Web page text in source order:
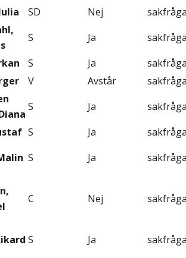
SD Nej
S Ja
S Ja
V Avstår
S Ja
S Ja
S Ja
C Nej
S Ja